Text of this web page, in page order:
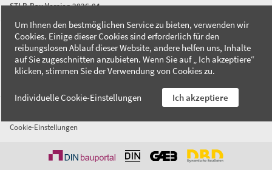
STLB-Bau Version 2026-04
FAQ
Kontakt
Datenschutzerklärung
Cookie-Einstellungen
Um Ihnen den bestmöglichen Service zu bieten, verwenden wir
Cookies. Einige dieser Cookies sind erforderlich für den
reibungslosen Ablauf dieser Website, andere helfen uns, Inhalte
auf Sie zugeschnitten anzubieten. Wenn Sie auf „ Ich akzeptiere“
klicken, stimmen Sie der Verwendung von Cookies zu.
Individuelle Cookie-Einstellungen Ich akzeptiere